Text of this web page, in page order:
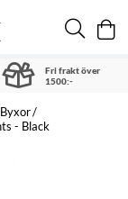
Fri frakt över
1500:-
Byxor
- Black